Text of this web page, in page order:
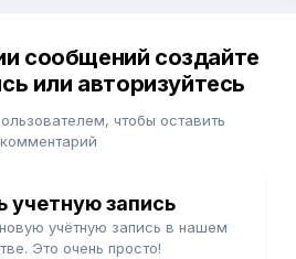
сообщений создайте
или авторизуйтесь
чтобы оставить
комментарий
учетную запись
учётную запись в нашем
Это очень просто!